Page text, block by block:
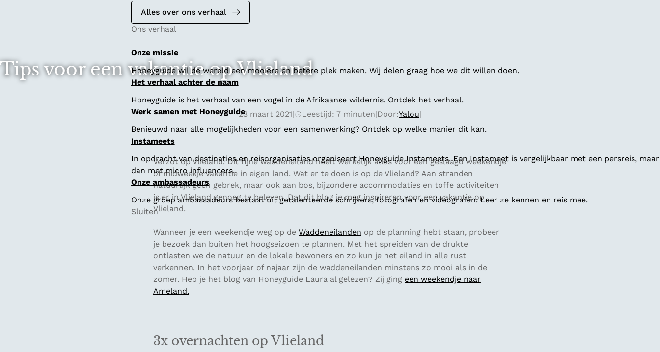
Alles over ons verhaal
Ons verhaal
Onze missie
Honeyguide wil de wereld een mooiere en betere plek maken. Wij delen graag hoe we dit willen doen.
Het verhaal achter de naam
Honeyguide is het verhaal van een vogel in de Afrikaanse wildernis. Ontdek het verhaal.
Werk samen met Honeyguide
Benieuwd naar alle mogelijkheden voor een samenwerking? Ontdek op welke manier dit kan.
Instameets
In opdracht van destinaties en reisorganisaties organiseert Honeyguide Instameets. Een Instameet is vergelijkbaar met een persreis, maar
dan met micro influencers.
Onze ambassadeurs
Onze groep ambassadeurs bestaat uit getalenteerde schrijvers, fotografen en videografen. Leer ze kennen en reis mee.
Sluiten
Tips voor een vakantie op Vlieland
23 maart 2021| Leestijd: 7 minuten|Door:Yalou|
Verzot op Vlieland. Dit fijne waddeneiland heeft werkelijk alles voor een geslaagd weekendje
of midweekje vakantie in eigen land. Wat er te doen is op de Vlieland? Aan stranden
natuurlijk geen gebrek, maar ook aan bos, bijzondere accommodaties en toffe activiteiten
is er in Vlieland genoeg te beleven. Dat dit blog je mag inspireren voor een vakantie op
Vlieland.
Wanneer je een weekendje weg op de Waddeneilanden op de planning hebt staan, probeer
je bezoek dan buiten het hoogseizoen te plannen. Met het spreiden van de drukte
ontlasten we de natuur en de lokale bewoners en zo kun je het eiland in alle rust
verkennen. In het voorjaar of najaar zijn de waddeneilanden minstens zo mooi als in de
zomer. Heb je het blog van Honeyguide Laura al gelezen? Zij ging een weekendje naar
Ameland.
3x overnachten op Vlieland